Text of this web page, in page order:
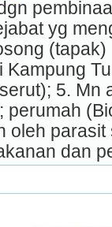
yg
Kampung
5. Mn
perumah
oleh
dan